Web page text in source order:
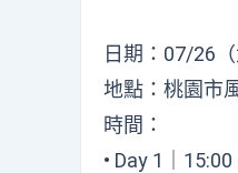
日期：07/26
地點：桃園市
時間：
• Day 1｜